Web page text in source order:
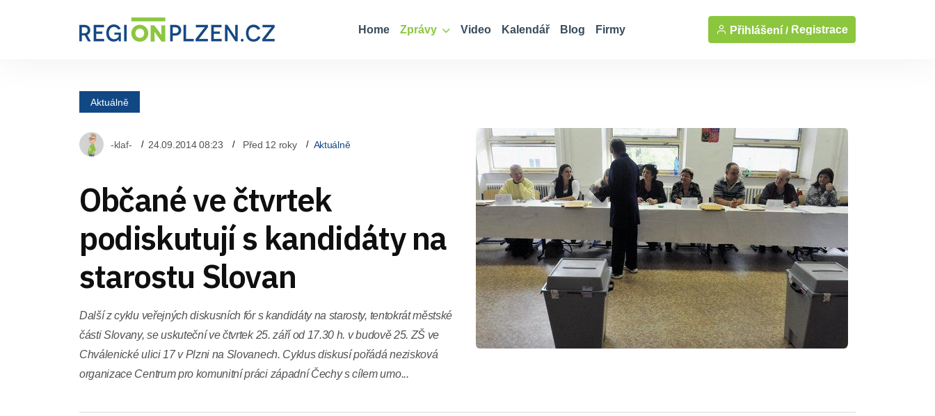
Home Zprávy Video Kalendář Blog Firmy Přihlášení / Registrace
Aktuálně
-klaf- 24.09.2014 08:23 Před 12 roky Aktuálně
Občané ve čtvrtek
podiskutují s kandidáty na
starostu Slovan
Další z cyklu veřejných diskusních fór s kandidáty na starosty, tentokrát městské
části Slovany, se uskuteční ve čtvrtek 25. září od 17.30 h. v budově 25. ZŠ ve
Chválenické ulici 17 v Plzni na Slovanech. Cyklus diskusí pořádá nezisková
organizace Centrum pro komunitní práci západní Čechy s cílem umo...